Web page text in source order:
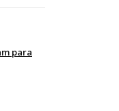
para